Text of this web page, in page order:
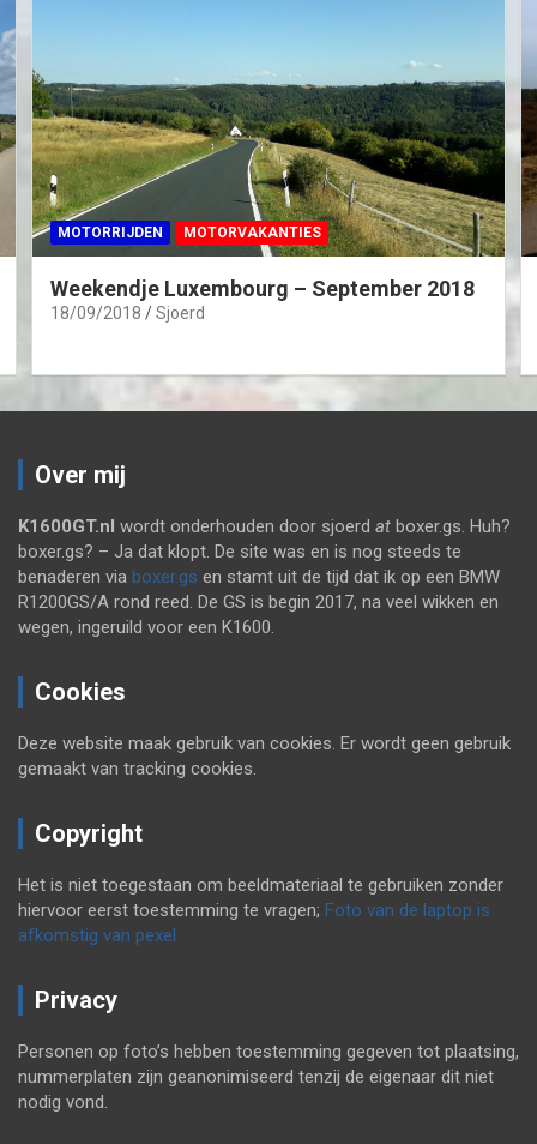
MOTORRIJDEN MOTORVAKANTIES
Weekendje Luxembourg – September 2018
18/09/2018 Sjoerd
Over mij
K1600GT.nl wordt onderhouden door sjoerd at boxer.gs. Huh?
boxer.gs? – Ja dat klopt. De site was en is nog steeds te
benaderen via boxer.gs en stamt uit de tijd dat ik op een BMW
R1200GS/A rond reed. De GS is begin 2017, na veel wikken en
wegen, ingeruild voor een K1600.
Cookies
Deze website maak gebruik van cookies. Er wordt geen gebruik
gemaakt van tracking cookies.
Copyright
Het is niet toegestaan om beeldmateriaal te gebruiken zonder
hiervoor eerst toestemming te vragen; Foto van de laptop is
afkomstig van pexel
Privacy
Personen op foto’s hebben toestemming gegeven tot plaatsing,
nummerplaten zijn geanonimiseerd tenzij de eigenaar dit niet
nodig vond.